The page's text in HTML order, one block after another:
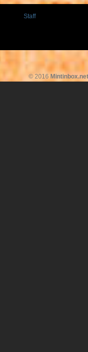
Staff
© 2016 Mintinbox.net